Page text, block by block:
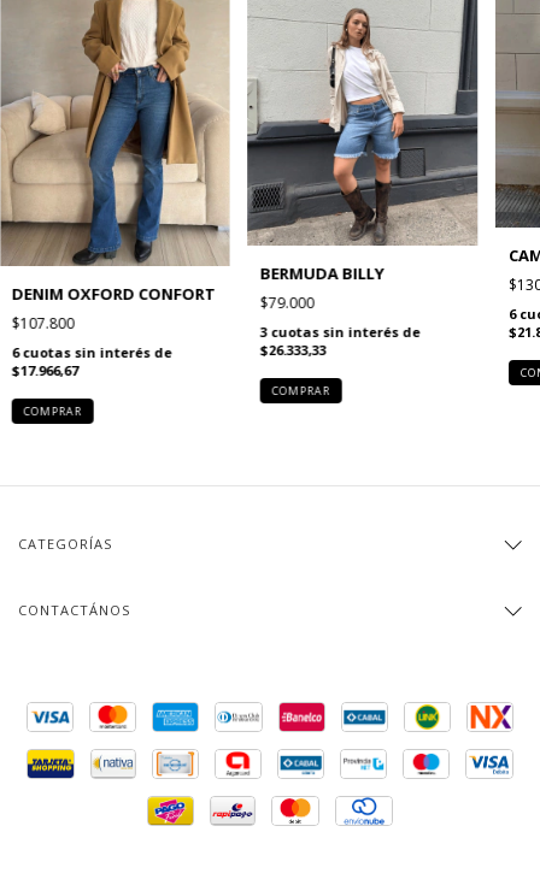
DENIM OXFORD CONFORT
$107.800
6 cuotas sin interés de
$17.966,67
COMPRAR
BERMUDA BILLY
$79.000
3 cuotas sin interés de
$26.333,33
COMPRAR
6
CATEGORÍAS
CONTACTÁNOS